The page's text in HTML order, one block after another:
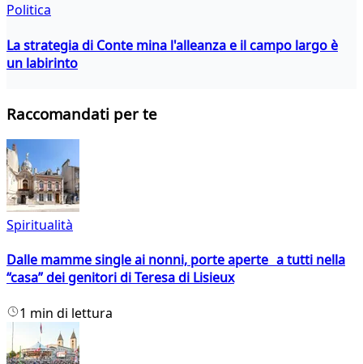
Politica
La strategia di Conte mina l'alleanza e il campo largo è
un labirinto
Raccomandati per te
Spiritualità
Dalle mamme single ai nonni, porte aperte a tutti nella
“casa” dei genitori di Teresa di Lisieux
1 min di lettura